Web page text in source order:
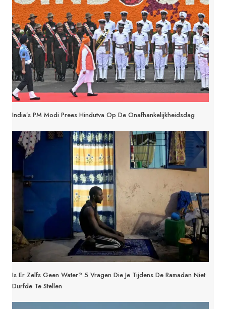
India’s PM Modi Prees Hindutva Op De Onafhankelijkheidsdag
Is Er Zelfs Geen Water? 5 Vragen Die Je Tijdens De Ramadan Niet
Durfde Te Stellen